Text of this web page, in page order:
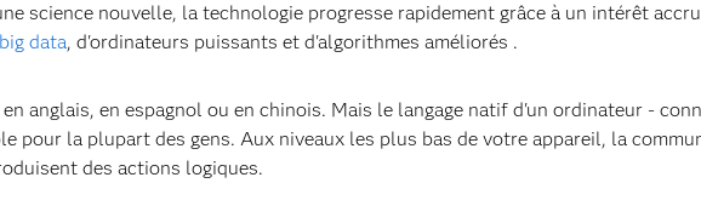
science nouvelle, la technologie progresse rapidement grâce à un intérêt
big data, d'ordinateurs puissants et d'algorithmes améliorés .
anglais, en espagnol ou en chinois. Mais le langage natif d'un ordinateur -
pour la plupart des gens. Aux niveaux les plus bas de votre appareil, la
des actions logiques.